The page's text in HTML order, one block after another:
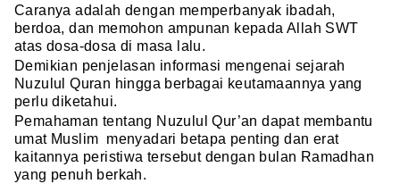
Caranya adalah dengan memperbanyak ibadah,
berdoa, dan memohon ampunan kepada Allah SWT
atas dosa-dosa di masa lalu.
Demikian penjelasan informasi mengenai sejarah
Nuzulul Quran hingga berbagai keutamaannya yang
perlu diketahui.
Pemahaman tentang Nuzulul Qur’an dapat membantu
umat Muslim menyadari betapa penting dan erat
kaitannya peristiwa tersebut dengan bulan Ramadhan
yang penuh berkah.